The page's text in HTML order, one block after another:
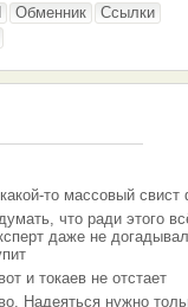
Обменник
Ссылки
то массовый свист
что ради этого
даже не
и токаев не отстает
Надеяться нужно